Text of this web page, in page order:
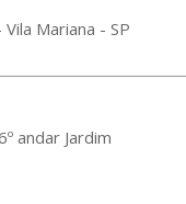
Mariana - SP
andar Jardim